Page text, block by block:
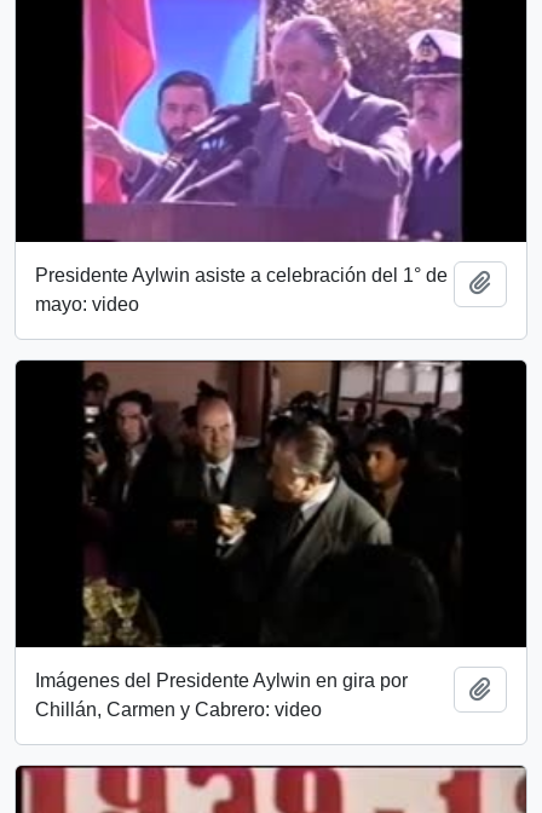
Presidente Aylwin asiste a celebración del 1° de
mayo: video
Imágenes del Presidente Aylwin en gira por
Chillán, Carmen y Cabrero: video